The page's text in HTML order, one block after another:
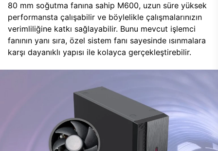
80 mm soğutma fanına sahip M600, uzun süre yüksek
performansta çalışabilir ve böylelikle çalışmalarınızın
verimliliğine katkı sağlayabilir. Bunu mevcut işlemci
fanının yanı sıra, özel sistem fanı sayesinde ısınmalara
karşı dayanıklı yapısı ile kolayca gerçekleştirebilir.